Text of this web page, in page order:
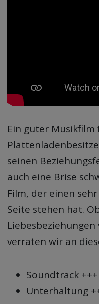
Ein guter Musikfilm
seinen
auch eine Brise
Film, der einen
Seite stehen hat.
verraten wir an
Soundtrack +++
Unterhaltung